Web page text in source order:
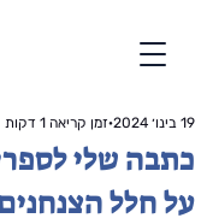
כתבה שלי
על חלל
19 בינו׳ 2024 זמן קריאה 1 דקות